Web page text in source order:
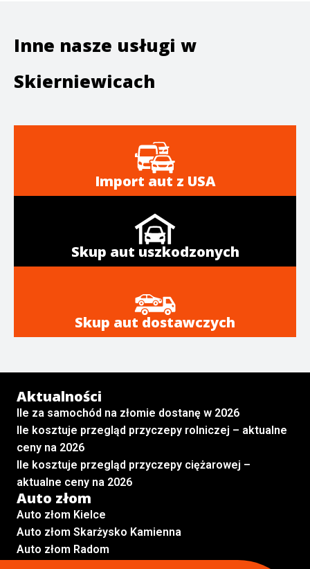
Inne nasze usługi w
Skierniewicach
Import aut z USA
Skup aut uszkodzonych
Skup aut dostawczych
Aktualności
Ile za samochód na złomie dostanę w 2026
Ile kosztuje przegląd przyczepy rolniczej – aktualne
ceny na 2026
Ile kosztuje przegląd przyczepy ciężarowej –
aktualne ceny na 2026
Auto złom
Auto złom Kielce
Auto złom Skarżysko Kamienna
Auto złom Radom